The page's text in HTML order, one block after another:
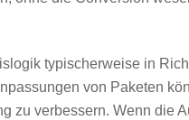
typischerweise in
von Paketen
zu verbessern. Wenn die